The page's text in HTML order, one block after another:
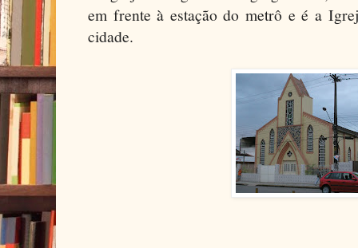
em frente à estação do metrô e é a
cidade.